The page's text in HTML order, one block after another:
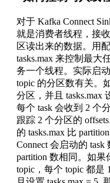
对于 Kafka Connect
就是消费者线程，接
区读出来的数据。用
tasks.max 来控制最大
务一个线程。实际启
topic 的分区数有关。
分区，并且 tasks.max
每个 task 会收到 2 个
跟踪 2 个分区的
的 tasks.max 比
Connect 会启动的 task
partition 数相同。如果
topic，每个 topic 都是